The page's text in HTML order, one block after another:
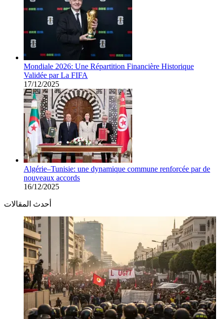
Mondiale 2026: Une Répartition Financière Historique
Validée par La FIFA
17/12/2025
Algérie–Tunisie: une dynamique commune renforcée par de
nouveaux accords
16/12/2025
أحدث المقالات